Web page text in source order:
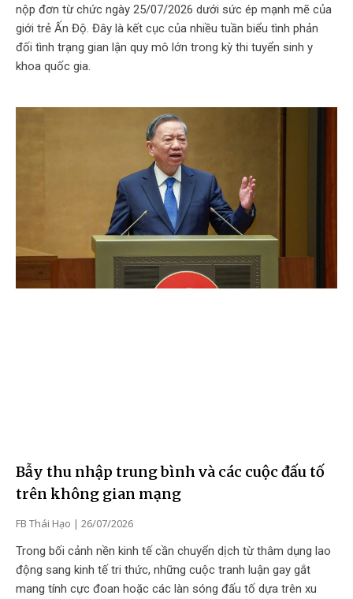
nộp đơn từ chức ngày 25/07/2026 dưới sức ép mạnh mẽ của
giới trẻ Ấn Độ. Đây là kết cục của nhiều tuần biểu tình phản
đối tình trạng gian lận quy mô lớn trong kỳ thi tuyển sinh y
khoa quốc gia.
Bẫy thu nhập trung bình và các cuộc đấu tố
trên không gian mạng
FB Thái Hạo
26/07/2026
Trong bối cảnh nền kinh tế cần chuyển dịch từ thâm dụng lao
động sang kinh tế tri thức, những cuộc tranh luận gay gắt
mang tính cực đoan hoặc các làn sóng đấu tố dựa trên xu